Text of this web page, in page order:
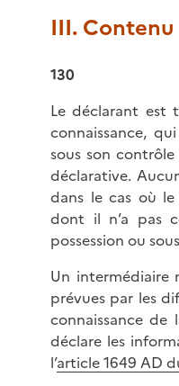
III.
130
Le déclarant est
connaissance,
sous son
déclarative.
dans le cas où
dont il n’a pas
possession ou
Un intermédiaire
prévues par les
connaissance de
déclare les
l’article 1649 AD